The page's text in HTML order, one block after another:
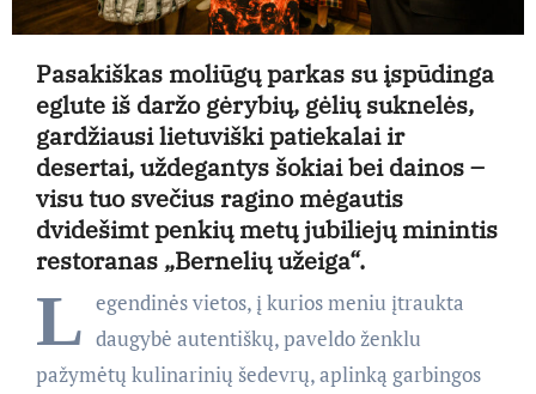
Pasakiškas moliūgų parkas su įspūdinga
eglute iš daržo gėrybių, gėlių suknelės,
gardžiausi lietuviški patiekalai ir
desertai, uždegantys šokiai bei dainos –
visu tuo svečius ragino mėgautis
dvidešimt penkių metų jubiliejų minintis
restoranas „Bernelių užeiga“.
L egendinės vietos, į kurios meniu įtraukta
daugybė autentiškų, paveldo ženklu
pažymėtų kulinarinių šedevrų, aplinką garbingos